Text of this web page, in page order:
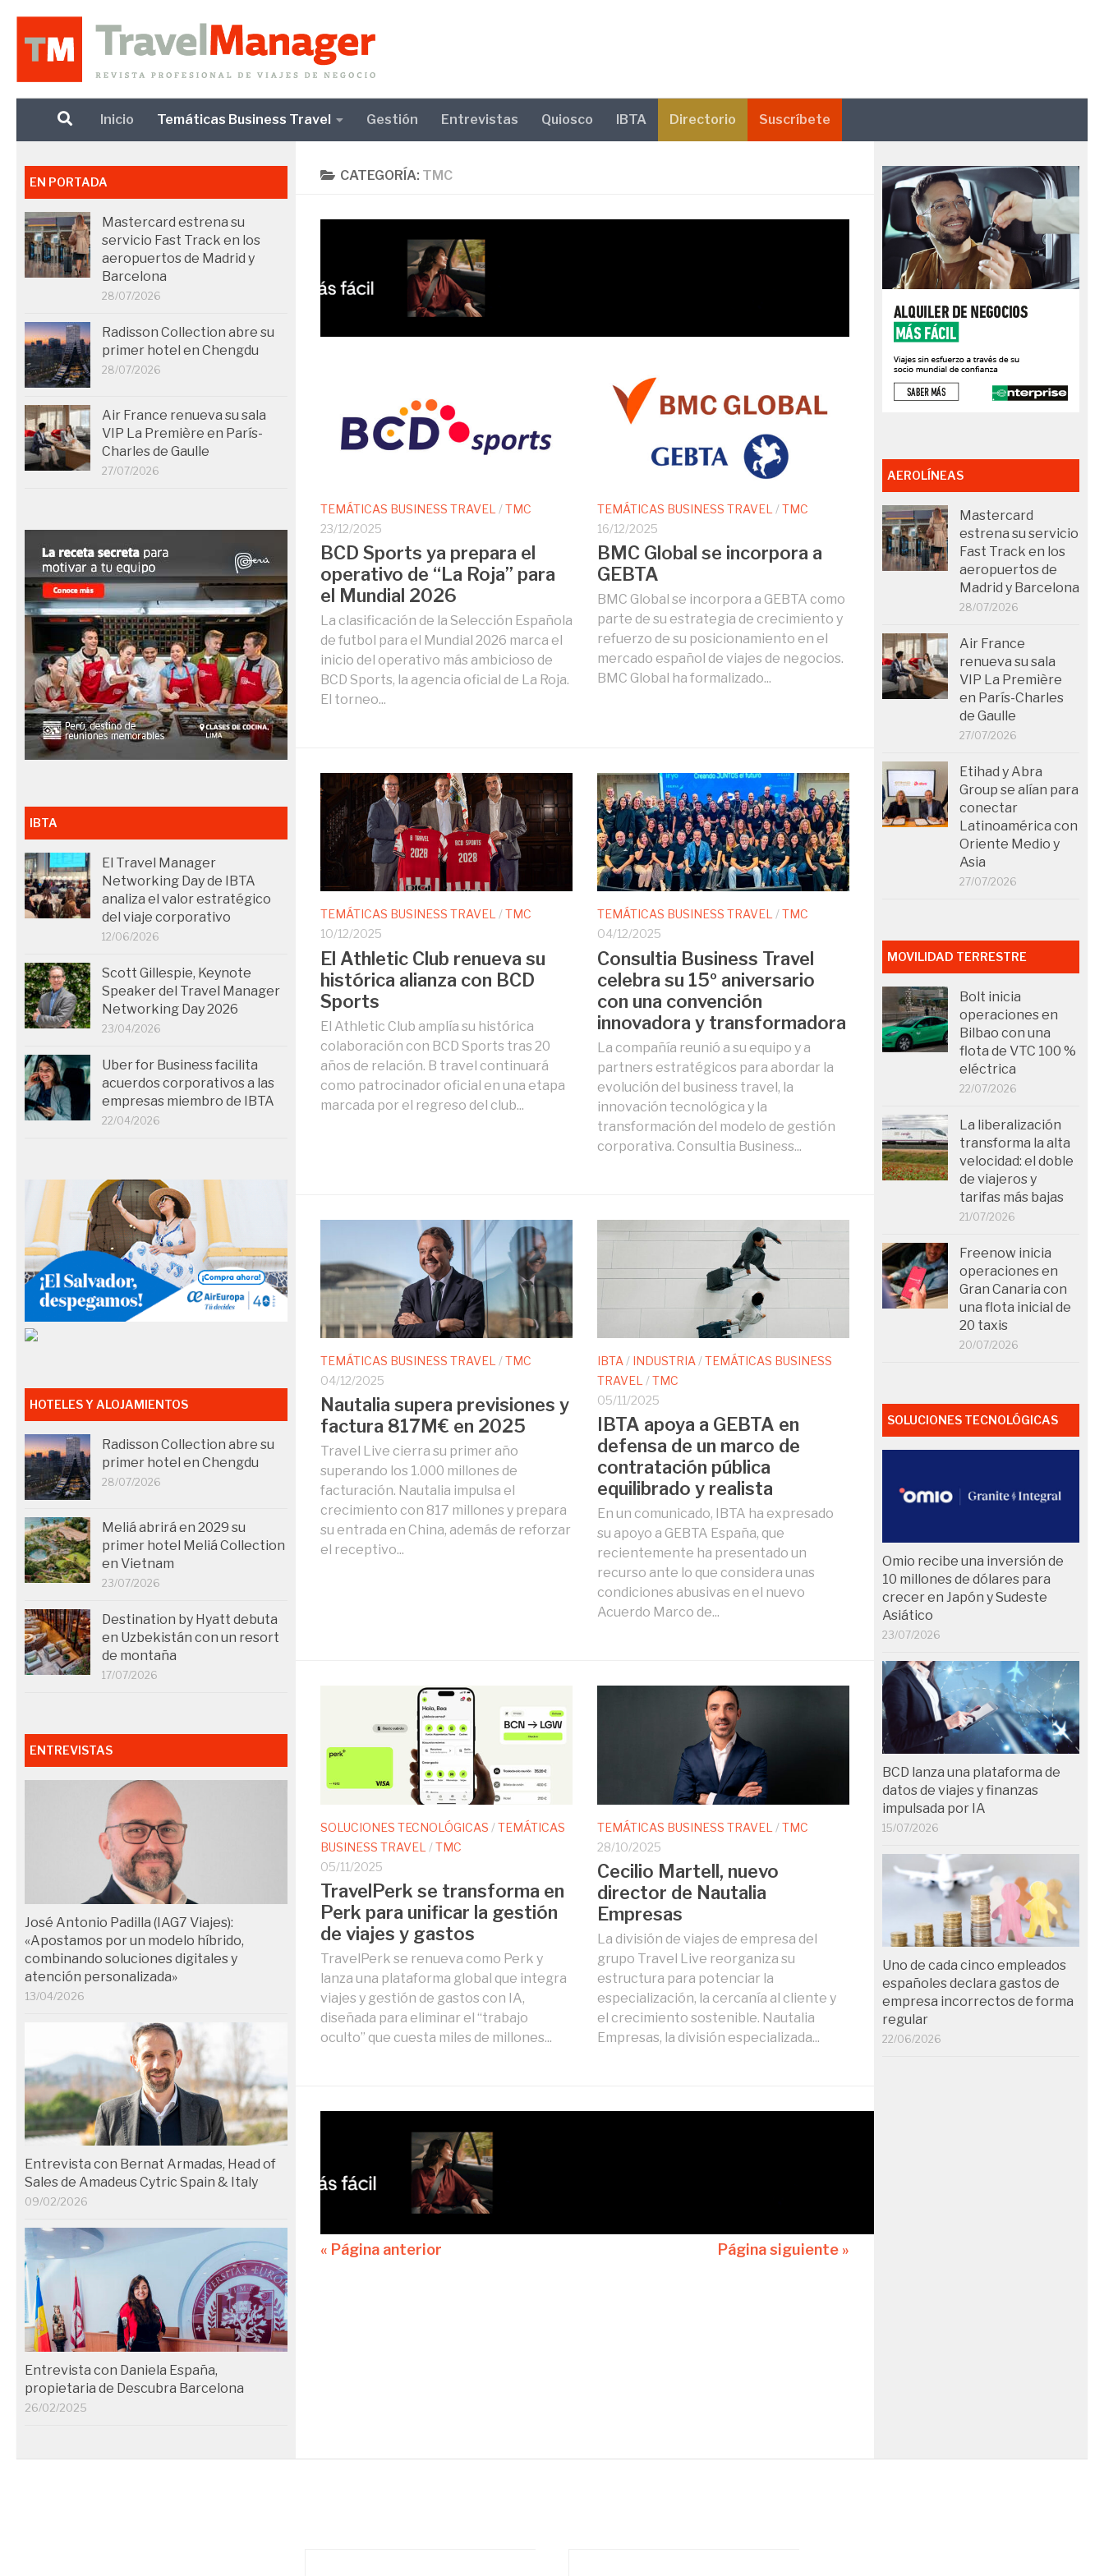
Debajo del contenido
Inicio Temáticas Business Travel Gestión Entrevistas Quiosco IBTA Directorio Suscríbete
CATEGORÍA: TMC
TEMÁTICAS BUSINESS TRAVEL /TMC
23/12/2025
BCD Sports ya prepara el
operativo de “La Roja” para
el Mundial 2026
La clasificación de la Selección Española
de futbol para el Mundial 2026 marca el
inicio del operativo más ambicioso de
BCD Sports, la agencia oficial de La Roja.
El torneo...
TEMÁTICAS BUSINESS TRAVEL /TMC
16/12/2025
BMC Global se incorpora a
GEBTA
BMC Global se incorpora a GEBTA como
parte de su estrategia de crecimiento y
refuerzo de su posicionamiento en el
mercado español de viajes de negocios.
BMC Global ha formalizado...
TEMÁTICAS BUSINESS TRAVEL/TMC
10/12/2025
El Athletic Club renueva su
histórica alianza con BCD
Sports
El Athletic Club amplía su histórica
colaboración con BCD Sports tras 20
años de relación. B travel continuará
como patrocinador oficial en una etapa
marcada por el regreso del club...
TEMÁTICAS BUSINESS TRAVEL/TMC
04/12/2025
Consultia Business Travel
celebra su 15º aniversario
con una convención
innovadora y transformadora
La compañía reunió a su equipo y a
partners estratégicos para abordar la
evolución del business travel, la
innovación tecnológica y la
transformación del modelo de gestión
corporativa. Consultia Business...
TEMÁTICAS BUSINESS TRAVEL /TMC
04/12/2025
Nautalia supera previsiones y
factura 817M€ en 2025
Travel Live cierra su primer año
superando los 1.000 millones de
facturación. Nautalia impulsa el
crecimiento con 817 millones y prepara
su entrada en China, además de reforzar
el receptivo...
IBTA / INDUSTRIA /TEMÁTICAS BUSINESS
TRAVEL /TMC
05/11/2025
IBTA apoya a GEBTA en
defensa de un marco de
contratación pública
equilibrado y realista
En un comunicado, IBTA ha expresado
su apoyo a GEBTA España, que
recientemente ha presentado un
recurso ante lo que considera unas
condiciones abusivas en el nuevo
Acuerdo Marco de...
SOLUCIONES TECNOLÓGICAS /TEMÁTICAS
BUSINESS TRAVEL /TMC
05/11/2025
TravelPerk se transforma en
Perk para unificar la gestión
de viajes y gastos
TravelPerk se renueva como Perk y
lanza una plataforma global que integra
viajes y gestión de gastos con IA,
diseñada para eliminar el “trabajo
oculto” que cuesta miles de millones...
TEMÁTICAS BUSINESS TRAVEL /TMC
28/10/2025
Cecilio Martell, nuevo
director de Nautalia
Empresas
La división de viajes de empresa del
grupo Travel Live reorganiza su
estructura para potenciar la
especialización, la cercanía al cliente y
el crecimiento sostenible. Nautalia
Empresas, la división especializada...
« Página anterior Página siguiente »
EN PORTADA
Mastercard estrena su
servicio Fast Track en los
aeropuertos de Madrid y
Barcelona
28/07/2026
Radisson Collection abre su
primer hotel en Chengdu
28/07/2026
Air France renueva su sala
VIP La Première en París-
Charles de Gaulle
27/07/2026
IBTA
El Travel Manager
Networking Day de IBTA
analiza el valor estratégico
del viaje corporativo
12/06/2026
Scott Gillespie, Keynote
Speaker del Travel Manager
Networking Day 2026
23/04/2026
Uber for Business facilita
acuerdos corporativos a las
empresas miembro de IBTA
22/04/2026
HOTELES Y ALOJAMIENTOS
Radisson Collection abre su
primer hotel en Chengdu
28/07/2026
Meliá abrirá en 2029 su
primer hotel Meliá Collection
en Vietnam
23/07/2026
Destination by Hyatt debuta
en Uzbekistán con un resort
de montaña
17/07/2026
ENTREVISTAS
José Antonio Padilla (IAG7 Viajes):
«Apostamos por un modelo híbrido,
combinando soluciones digitales y
atención personalizada»
13/04/2026
Entrevista con Bernat Armadas, Head of
Sales de Amadeus Cytric Spain & Italy
09/02/2026
Entrevista con Daniela España,
propietaria de Descubra Barcelona
26/02/2025
AEROLÍNEAS
Mastercard
estrena su servicio
Fast Track en los
aeropuertos de
Madrid y Barcelona
28/07/2026
Air France
renueva su sala
VIP La Première
en París-Charles
de Gaulle
27/07/2026
Etihad y Abra
Group se alían para
conectar
Latinoamérica con
Oriente Medio y
Asia
27/07/2026
MOVILIDAD TERRESTRE
Bolt inicia
operaciones en
Bilbao con una
flota de VTC 100 %
eléctrica
22/07/2026
La liberalización
transforma la alta
velocidad: el doble
de viajeros y
tarifas más bajas
21/07/2026
Freenow inicia
operaciones en
Gran Canaria con
una flota inicial de
20 taxis
20/07/2026
SOLUCIONES TECNOLÓGICAS
Omio recibe una inversión de
10 millones de dólares para
crecer en Japón y Sudeste
Asiático
23/07/2026
BCD lanza una plataforma de
datos de viajes y finanzas
impulsada por IA
15/07/2026
Uno de cada cinco empleados
españoles declara gastos de
empresa incorrectos de forma
regular
22/06/2026